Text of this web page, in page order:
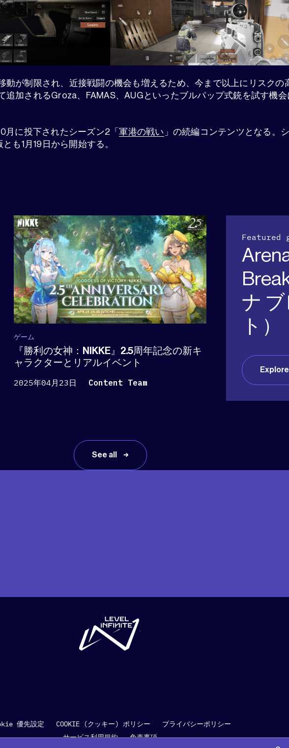
動が制限され、近接戦闘の機会も増えるため、今まで以上にリスクの
追加されるGroza、FAMAS、AUGといったブルパップ式銃を試す機会
月に投下されたシーズン2「軍港の戦い 」の続編コンテンツとなる。
とも1月19日から開始する。
ゲーム
『勝利の女神：NIKKE』2.5周年記念の新キ
ャラクターとリアルイベント
2025年04月23日
Content Team
Featured
ナ
ト）
See all
"
優先設定 COOKIE (クッキー) ポリシー
プライバシーポリシー
サービス利用規約
免責事項